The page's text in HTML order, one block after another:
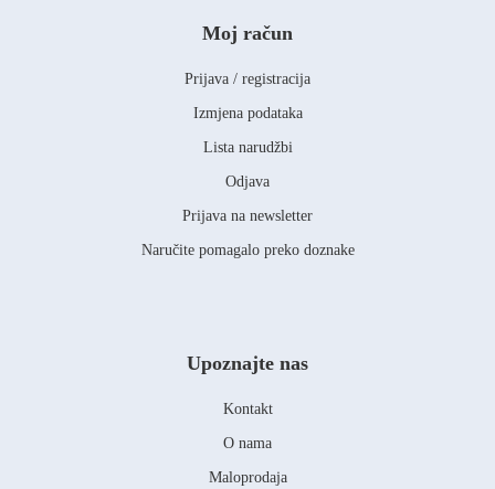
Moj račun
Prijava / registracija
Izmjena podataka
Lista narudžbi
Odjava
Prijava na newsletter
Naručite pomagalo preko doznake
Upoznajte nas
Kontakt
O nama
Maloprodaja